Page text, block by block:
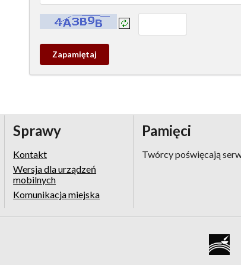
Kontrola - wprowadź tekst z obrazka:
Zapamietaj
wpis
Sprawy
Kontakt
Wersja dla urządzeń
mobilnych
Komunikacja miejska
Pamięci
Twórcy poświęcają